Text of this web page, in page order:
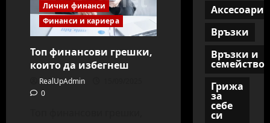
Лични финанси
Финанси и кариера
Топ финансови грешки,
които да избегнеш
RealUpAdmin
0
Аксесоари
Връзки
Връзки и
семейство
Грижа
за
себе
си